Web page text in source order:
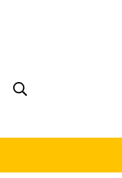
Afficher la